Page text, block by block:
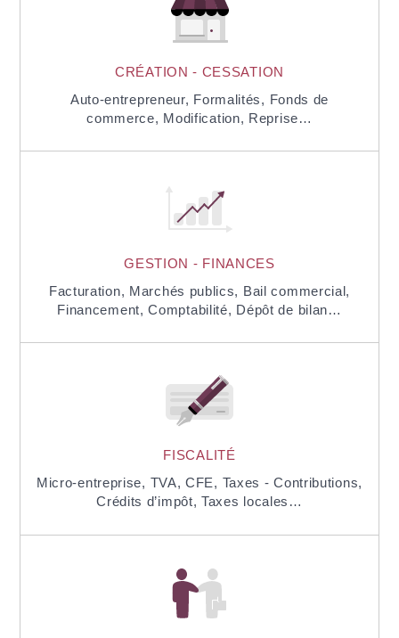
CRÉATION - CESSATION
Auto-entrepreneur, Formalités, Fonds de
commerce, Modification, Reprise…
GESTION - FINANCES
Facturation, Marchés publics, Bail commercial,
Financement,Comptabilité, Dépôt de bilan…
FISCALITÉ
Micro-entreprise, TVA,CFE, Taxes - Contributions,
Crédits d’impôt,Taxes locales…